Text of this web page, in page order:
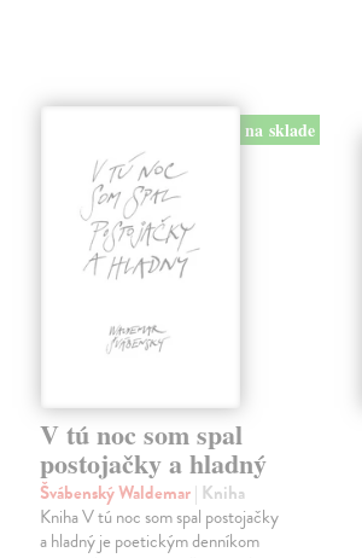
na sklade
V tú noc som spal
postojačky a hladný
Švábenský Waldemar| Kniha
Kniha V tú noc som spal postojačky
a hladný je poetickým denníkom